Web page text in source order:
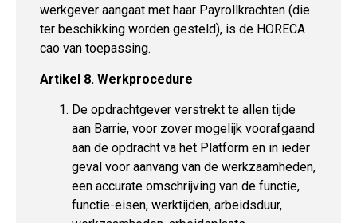
werkgever aangaat met haar Payrollkrachten (die
ter beschikking worden gesteld), is de HORECA
cao van toepassing.
Artikel 8. Werkprocedure
De opdrachtgever verstrekt te allen tijde
aan Barrie, voor zover mogelijk voorafgaand
aan de opdracht va het Platform en in ieder
geval voor aanvang van de werkzaamheden,
een accurate omschrijving van de functie,
functie-eisen, werktijden, arbeidsduur,